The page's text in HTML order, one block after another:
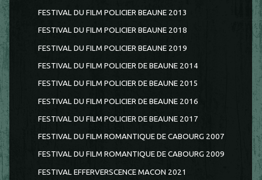
FESTIVAL DU FILM POLICIER BEAUNE 2013
FESTIVAL DU FILM POLICIER BEAUNE 2018
FESTIVAL DU FILM POLICIER BEAUNE 2019
FESTIVAL DU FILM POLICIER DE BEAUNE 2014
FESTIVAL DU FILM POLICIER DE BEAUNE 2015
FESTIVAL DU FILM POLICIER DE BEAUNE 2016
FESTIVAL DU FILM POLICIER DE BEAUNE 2017
FESTIVAL DU FILM ROMANTIQUE DE CABOURG 2007
FESTIVAL DU FILM ROMANTIQUE DE CABOURG 2009
FESTIVAL EFFERVERSCENCE MACON 2021